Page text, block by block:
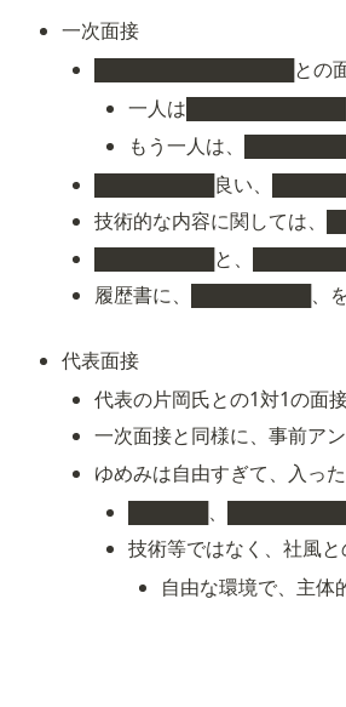
一次面接
███████████████との
一人は████████████
もう一人は、
█████████良い、
技術的な内容に関しては
█████████と、
履歴書に、█████████
代表面接
代表の片岡氏との1対1の面
一次面接と同様に、事前ア
ゆめみは自由すぎて、入っ
██████、
技術等ではなく、社風
自由な環境で、主体